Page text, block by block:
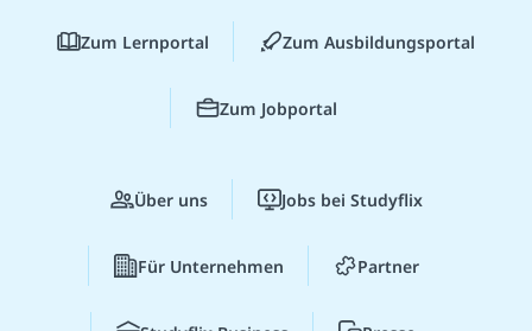
Zum Lernportal Zum Ausbildungsportal
Zum Jobportal
Über uns Jobs bei Studyflix
Für Unternehmen Partner